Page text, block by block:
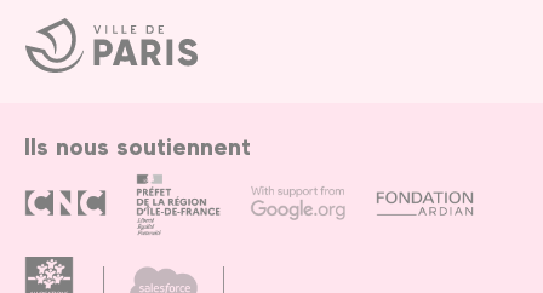
Ville
de
Paris
Ils nous soutiennent